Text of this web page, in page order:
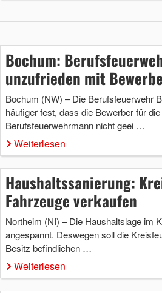
Bochum:
unzufrieden mit
Bochum (NW) – Die Berufsfeuerwehr
häufiger fest, dass die Bewerber für
Berufsfeuerwehrmann nicht geei …
Weiterlesen
Haushaltssanierung:
Fahrzeuge verkaufen
Northeim (NI) – Die Haushaltslage im
angespannt. Deswegen soll die
Besitz befindlichen …
Weiterlesen